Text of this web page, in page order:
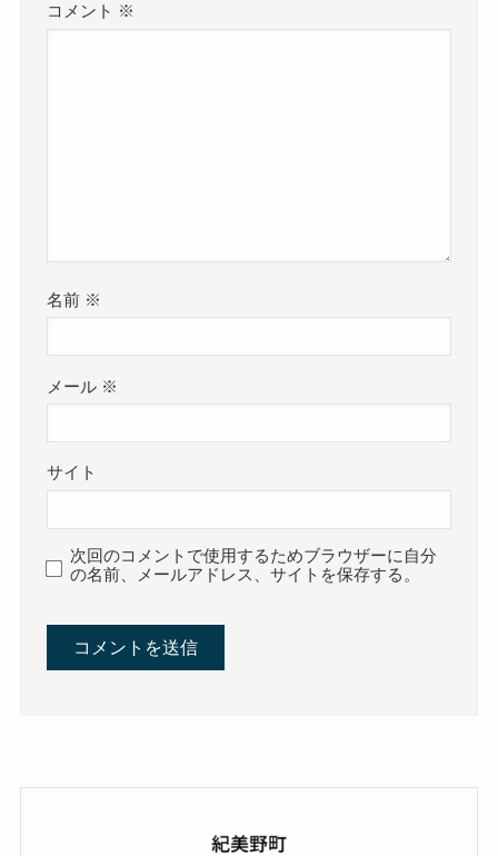
コメント ※
名前 ※
メール ※
サイト
次回のコメントで使用するためブラウザーに自分
の名前、メールアドレス、サイトを保存する。